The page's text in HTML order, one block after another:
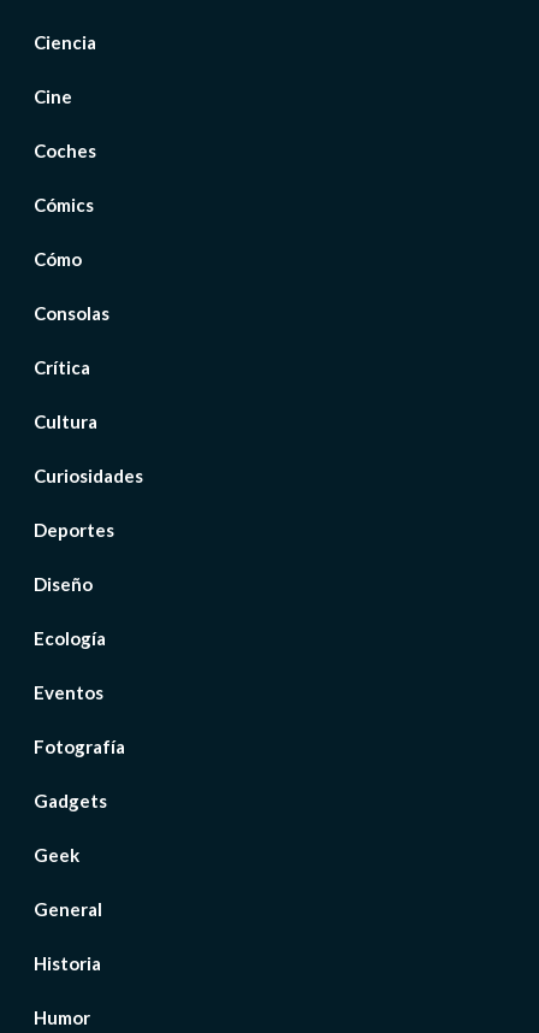
Ciencia
Cine
Coches
Cómics
Cómo
Consolas
Crítica
Cultura
Curiosidades
Deportes
Diseño
Ecología
Eventos
Fotografía
Gadgets
Geek
General
Historia
Humor